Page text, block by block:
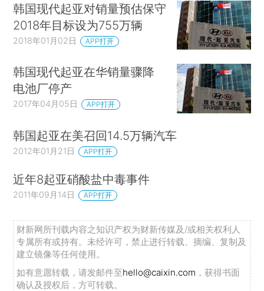
韩国现代起亚对销量预估保守
2018年目标设为755万辆
2018年01月02日 APP打开
韩国现代起亚在华销量骤降
电池厂停产
2017年04月05日 APP打开
韩国起亚在美召回14.5万辆汽车
2012年01月21日 APP打开
近年8起亚硝酸盐中毒事件
2011年09月14日 APP打开
财新网所刊载内容之知识产权为财新传媒及/或相关权利人
专属所有或持有。未经许可，禁止进行转载、摘编、复制及
建立镜像等任何使用。
如有意愿转载，请发邮件至hello@caixin.com ，获得书面
确认及授权后，方可转载。